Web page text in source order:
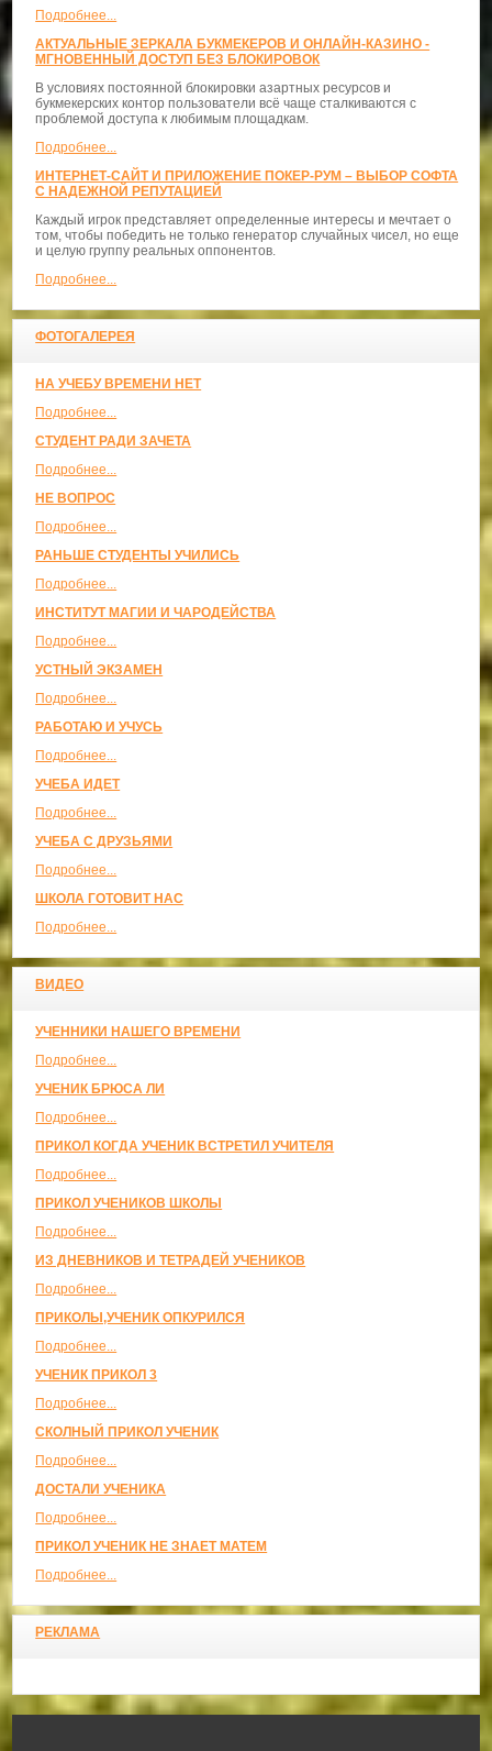
Подробнее...
АКТУАЛЬНЫЕ ЗЕРКАЛА БУКМЕКЕРОВ И ОНЛАЙН-КАЗИНО -
МГНОВЕННЫЙ ДОСТУП БЕЗ БЛОКИРОВОК
В условиях постоянной блокировки азартных ресурсов и
букмекерских контор пользователи всё чаще сталкиваются с
проблемой доступа к любимым площадкам.
Подробнее...
ИНТЕРНЕТ-САЙТ И ПРИЛОЖЕНИЕ ПОКЕР-РУМ – ВЫБОР СОФТА
С НАДЕЖНОЙ РЕПУТАЦИЕЙ
Каждый игрок представляет определенные интересы и мечтает о
том, чтобы победить не только генератор случайных чисел, но еще
и целую группу реальных оппонентов.
Подробнее...
ФОТОГАЛЕРЕЯ
НА УЧЕБУ ВРЕМЕНИ НЕТ
Подробнее...
СТУДЕНТ РАДИ ЗАЧЕТА
Подробнее...
НЕ ВОПРОС
Подробнее...
РАНЬШЕ СТУДЕНТЫ УЧИЛИСЬ
Подробнее...
ИНСТИТУТ МАГИИ И ЧАРОДЕЙСТВА
Подробнее...
УСТНЫЙ ЭКЗАМЕН
Подробнее...
РАБОТАЮ И УЧУСЬ
Подробнее...
УЧЕБА ИДЕТ
Подробнее...
УЧЕБА С ДРУЗЬЯМИ
Подробнее...
ШКОЛА ГОТОВИТ НАС
Подробнее...
ВИДЕО
УЧЕННИКИ НАШЕГО ВРЕМЕНИ
Подробнее...
УЧЕНИК БРЮСА ЛИ
Подробнее...
ПРИКОЛ КОГДА УЧЕНИК ВСТРЕТИЛ УЧИТЕЛЯ
Подробнее...
ПРИКОЛ УЧЕНИКОВ ШКОЛЫ
Подробнее...
ИЗ ДНЕВНИКОВ И ТЕТРАДЕЙ УЧЕНИКОВ
Подробнее...
ПРИКОЛЫ,УЧЕНИК ОПКУРИЛСЯ
Подробнее...
УЧЕНИК ПРИКОЛ 3
Подробнее...
СКОЛНЫЙ ПРИКОЛ УЧЕНИК
Подробнее...
ДОСТАЛИ УЧЕНИКА
Подробнее...
ПРИКОЛ УЧЕНИК НЕ ЗНАЕТ МАТЕМ
Подробнее...
РЕКЛАМА